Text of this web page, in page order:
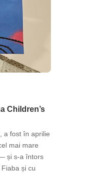
Children’s
a fost în aprilie
mai mare
și s-a întors
și cu